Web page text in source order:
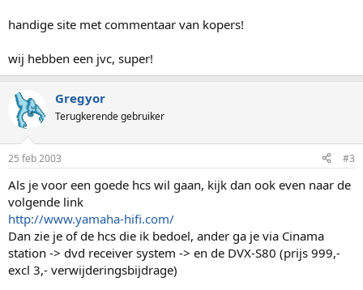
handige site met commentaar van kopers!
wij hebben een jvc, super!
Gregyor
Terugkerende gebruiker
25 feb 2003 #3
Als je voor een goede hcs wil gaan, kijk dan ook even naar de
volgende link
http://www.yamaha-hifi.com/
Dan zie je of de hcs die ik bedoel, ander ga je via Cinama
station -> dvd receiver system -> en de DVX-S80 (prijs 999,-
excl 3,- verwijderingsbijdrage)